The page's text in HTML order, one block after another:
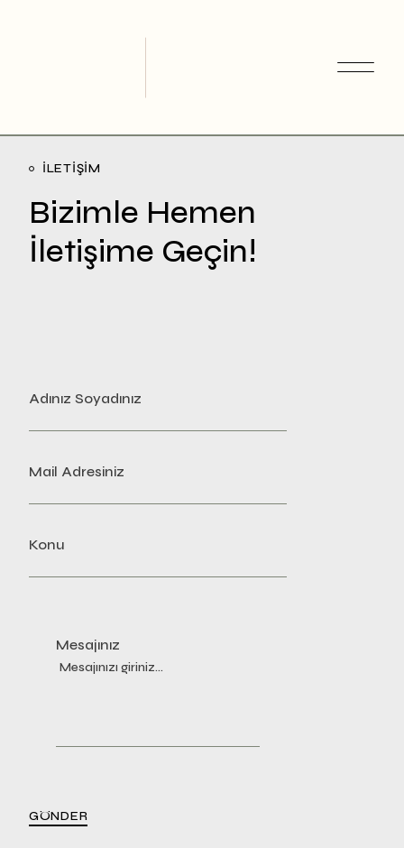
ILETIŞIM
Bizimle Hemen
İletişime Geçin!
Adınız Soyadınız
Mail Adresiniz
Konu
Mesajınız
GÖNDER